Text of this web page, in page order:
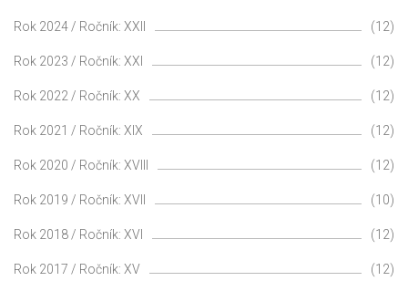
Rok 2024 / Ročník: XXII (12)
Rok 2023 / Ročník: XXI (12)
Rok 2022 / Ročník: XX (12)
Rok 2021 / Ročník: XIX (12)
Rok 2020 / Ročník: XVIII (12)
Rok 2019 / Ročník: XVII (10)
Rok 2018 / Ročník: XVI (12)
Rok 2017 / Ročník: XV (12)